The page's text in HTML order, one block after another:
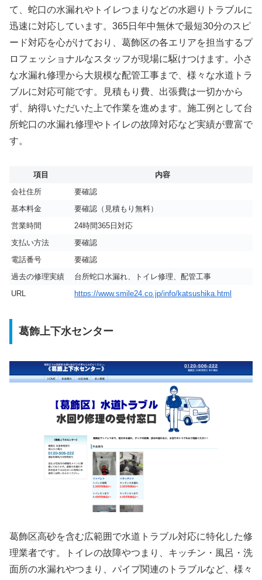
て、蛇口の水漏れやトイレつまりなどの水廻りトラブルに
迅速に対応しています。365日年中無休で最短30分のスピ
ード対応を心がけており、葛飾区の各エリアを担当するプ
ロフェッショナルなスタッフが現場に駆けつけます。小さ
な水漏れ修理から大規模な配管工事まで、様々な水道トラ
ブルに対応可能です。見積もり費、出張費は一切かから
ず、納得いただいた上で作業を進めます。施工例として台
所蛇口の水漏れ修理やトイレの故障対応など実績が豊富で
す。
項目
内容
会社住所
要確認
基本料金
要確認（見積もり無料）
営業時間
24時間365日対応
支払い方法
要確認
電話番号
要確認
過去の修理実績
台所蛇口水漏れ、トイレ修理、配管工事
URL
https://www.smile24.co.jp/info/katsushika.html
葛飾上下水センター
葛飾区高砂を含む広範囲で水道トラブル対応に特化した修
理業者です。トイレの故障やつまり、キッチン・風呂・洗
面所の水漏れやつまり、パイプ関連のトラブルなど、様々